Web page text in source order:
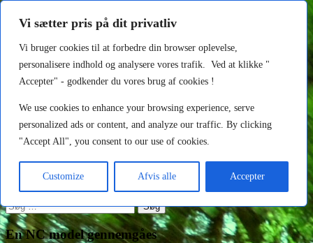
Vi sætter pris på dit privatliv
Vi bruger cookies til at forbedre din browser oplevelse,
personalisere indhold og analysere vores trafik. Ved at klikke "
Accepter" - godkender du vores brug af cookies !
We use cookies to enhance your browsing experience, serve
personalized ads or content, and analyze our traffic. By clicking
"Accept All", you consent to our use of cookies.
Customize Afvis alle Accepter
Au2fast
SøgPrimær menu
Hop
indhold
Forside
MX-5 til salg
Om os
Kontakt
Indlæg
Søg
efter:
En NC model gennemgåes